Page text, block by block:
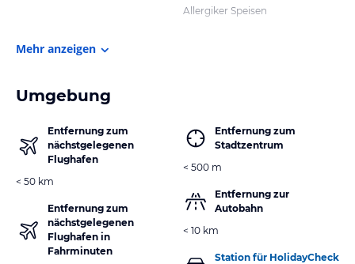
Allergiker Speisen
Mehr anzeigen
Umgebung
Entfernung zum
nächstgelegenen
Flughafen
< 50 km
Entfernung zum
nächstgelegenen
Flughafen in
Fahrminuten
Entfernung zum
Stadtzentrum
< 500 m
Entfernung zur
Autobahn
< 10 km
Station für HolidayCheck